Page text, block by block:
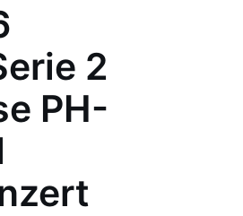
2
PH-